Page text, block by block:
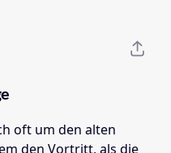
oft um den alten
den Vortritt, als die